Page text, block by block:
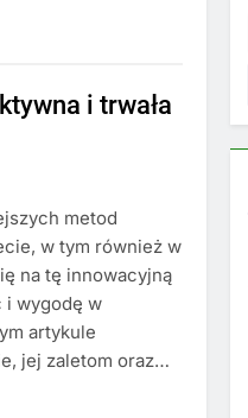
i trwała
metod
w tym również w
na tę innowacyjną
i wygodę w
artykule
jej zaletom oraz…